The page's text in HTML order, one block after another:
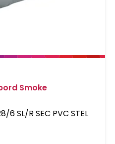
Smoke
6 SL/R SEC PVC STEL